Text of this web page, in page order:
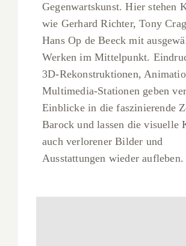
Gegenwartskunst. Hier stehen
wie Gerhard Richter, Tony
Hans Op de Beeck mit
Werken im Mittelpunkt.
3D-Rekonstruktionen,
Multimedia-Stationen geben
Einblicke in die faszinierende
Barock und lassen die visuelle
auch verlorener Bilder und
Ausstattungen wieder aufleben.